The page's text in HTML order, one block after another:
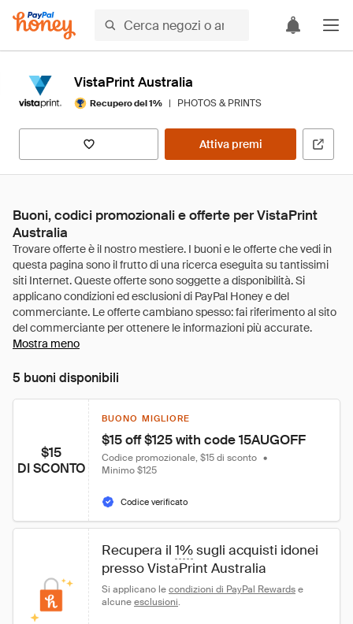
VistaPrint Australia
Recupero del 1% | PHOTOS & PRINTS
Attiva premi
Buoni, codici promozionali e offerte per VistaPrint
Australia
Mostra meno
5 buoni disponibili
$15
DI SCONTO
BUONO MIGLIORE
$15 off $125 with code 15AUGOFF
Codice promozionale, $15 di sconto •
Minimo $125
Codice verificato
Recupera il 1% sugli acquisti idonei
presso VistaPrint Australia
Si applicano le condizioni di PayPal Rewards e
alcune esclusioni.